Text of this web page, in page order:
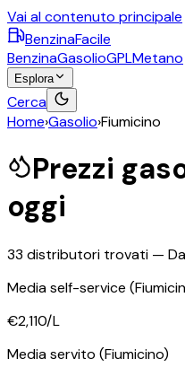
Vai al contenuto principale
BenzinaFacile
BenzinaGasolioGPLMetano
Esplora
Cerca
Home›Gasolio›Fiumicino
Prezzi
oggi
33 distributori trovati —
Media self-service
€2,110/L
Media servito (Fiumicino)